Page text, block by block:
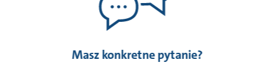
Masz konkretne pytanie?